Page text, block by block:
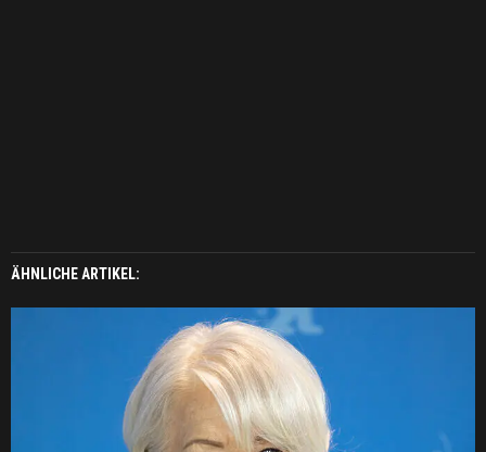
ÄHNLICHE ARTIKEL: